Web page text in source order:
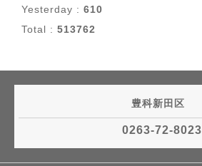
Yesterday : 610
Total : 513762
豊科新田区
0263-72-8023